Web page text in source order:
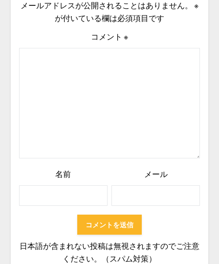
メールアドレスが公開されることはありません。
※
が付いている欄は必須項目です
コメント ※
名前 メール
日本語が含まれない投稿は無視されますのでご注意
ください。（スパム対策）